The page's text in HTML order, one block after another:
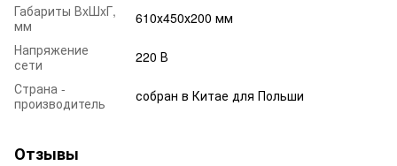
Габариты ВxШxГ,
мм
610х450х200 мм
Напряжение
сети
220 В
Страна -
производитель
собран в Китае для Польши
Отзывы